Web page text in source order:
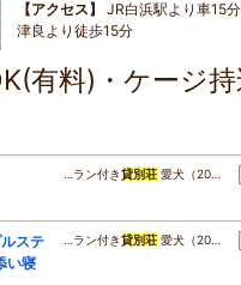
アクセス
JR白浜駅より車15
津良より徒歩15分
有料)・ケージ
…ラン付き貸別荘 愛犬（20…
ステ
い寝
…ラン付き貸別荘 愛犬（20…